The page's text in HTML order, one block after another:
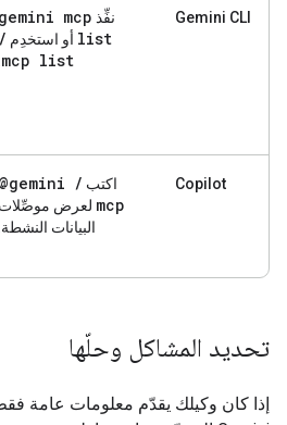
Gemini CLI نفِّذ gemini mcp
list أو استخدِم /
mcp list
Copilot اكتب @gemini /
mcp لعرض موصِّلات
البيانات النشطة.
تحديد المشاكل وحلّها
إذا كان وكيلك يقدّم معلومات عامة